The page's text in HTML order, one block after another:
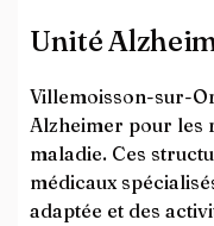
Unité
Villemoisson-sur-
Alzheimer pour les
maladie. Ces
médicaux
adaptée et des